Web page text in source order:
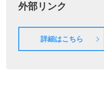
外部リンク
詳細はこちら